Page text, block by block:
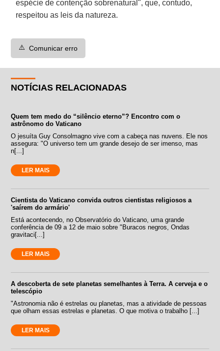
espécie de contenção sobrenatural", que, contudo,
respeitou as leis da natureza.
⚠️ Comunicar erro
NOTÍCIAS RELACIONADAS
Quem tem medo do “silêncio eterno”? Encontro com o
astrônomo do Vaticano
O jesuíta Guy Consolmagno vive com a cabeça nas nuvens. Ele nos
assegura: "O universo tem um grande desejo de ser imenso, mas
n[...]
LER MAIS
Cientista do Vaticano convida outros cientistas religiosos a
'saírem do armário'
Está acontecendo, no Observatório do Vaticano, uma grande
conferência de 09 a 12 de maio sobre "Buracos negros, Ondas
gravitaci[...]
LER MAIS
A descoberta de sete planetas semelhantes à Terra. A cerveja e o
telescópio
"Astronomia não é estrelas ou planetas, mas a atividade de pessoas
que olham essas estrelas e planetas. O que motiva o trabalho [...]
LER MAIS